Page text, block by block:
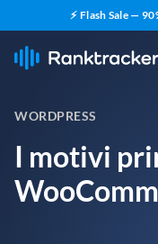
⚡ Flash Sale —
WORDPRESS
I motivi